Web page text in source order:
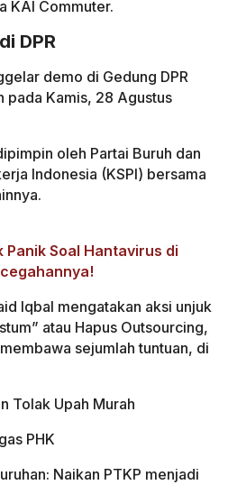
KAI Commuter.
DPR
demo di Gedung DPR
pada Kamis, 28 Agustus
oleh Partai Buruh dan
Indonesia (KSPI) bersama
Panik Soal Hantavirus di
Iqbal mengatakan aksi unjuk
atau Hapus Outsourcing,
sejumlah tuntuan, di
Tolak Upah Murah
PHK
Naikan PTKP menjadi